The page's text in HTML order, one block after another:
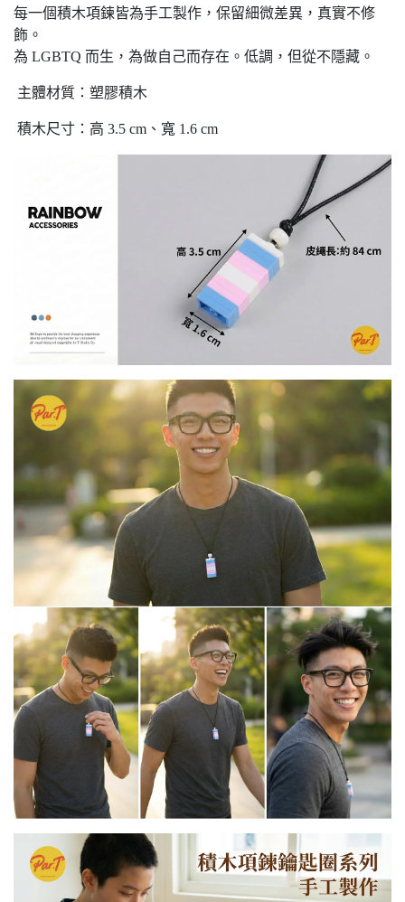
每一個積木項鍊皆為手工製作，保留細微差異，真實不修
飾。
為 LGBTQ 而生，為做自己而存在。低調，但從不隱藏。
主體材質：塑膠積木
積木尺寸：高 3.5 cm、寬 1.6 cm